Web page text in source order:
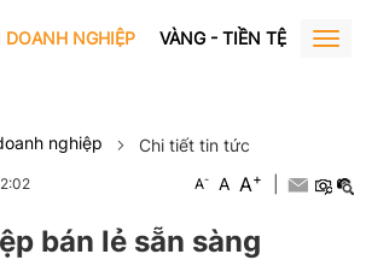
DOANH NGHIỆP VÀNG - TIỀN TỆ BẤT
nghiệp Chi tiết tin tức
A- A A+
bán lẻ sẵn sàng